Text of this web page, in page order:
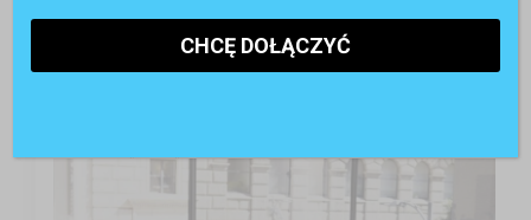
TOP 3 miesiąca